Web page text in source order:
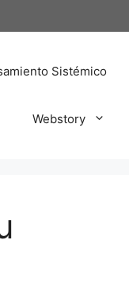
Sistémico
Webstory